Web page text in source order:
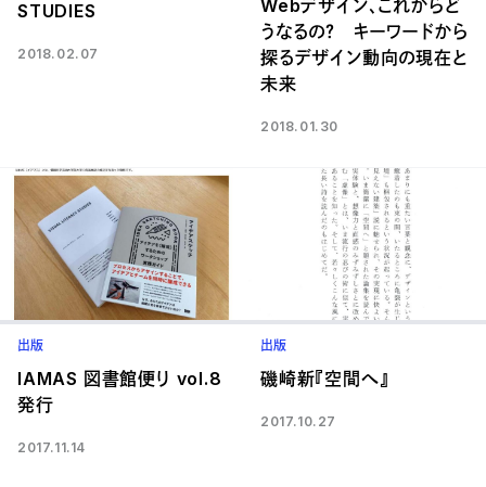
STUDIES
2018.02.07
Webデザイン、これからど
うなるの？ キーワードから
探るデザイン動向の現在と
未来
2018.01.30
出版
IAMAS 図書館便り vol.8
発行
2017.11.14
出版
磯崎新『空間へ』
2017.10.27